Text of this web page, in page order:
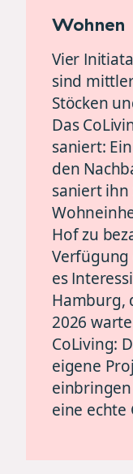
Wohnen
Vier
sind
Stöcken
Das
saniert:
den
saniert ihn
Hof zu
es
Hamburg,
2026
CoLiving:
eigene
eine echte